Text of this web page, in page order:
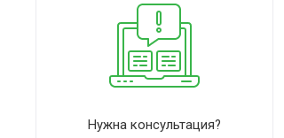
Нужна консультация?